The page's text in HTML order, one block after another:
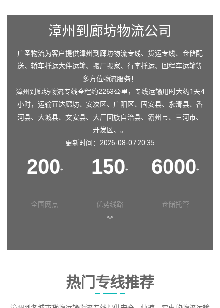
漳州到廊坊物流公司
广圣物流为客户提供漳州到廊坊物流专线、货运专线、仓储配
送、轿车托运大件运输、搬厂搬家、行李托运、回程车运输等
多方位物流服务！
漳州到廊坊物流专线全程约2263公里，专线运输用时大约1天4
小时，运输直达廊坊、 安次区、 广阳区、 固安县、 永清县、 香
河县、 大城县、 文安县、 大厂回族自治县、 霸州市、 三河市、
开发区、。
更新时间：2026-08-07 20:35
200+
全国网点
150+
优势线路
6000+
仓储托管
︾
热门专线推荐